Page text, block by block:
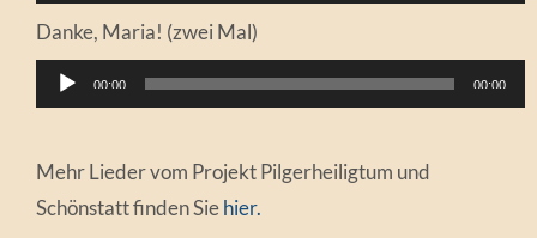
Player
Danke, Maria! (zwei Mal)
Audio-
Player
00:00 00:00
Mehr Lieder vom Projekt Pilgerheiligtum und
Schönstatt finden Siehier.